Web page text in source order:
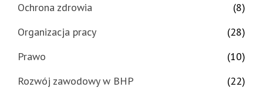
Ochrona zdrowia
(8)
Organizacja pracy
(28)
Prawo
(10)
Rozwój zawodowy w BHP
(22)